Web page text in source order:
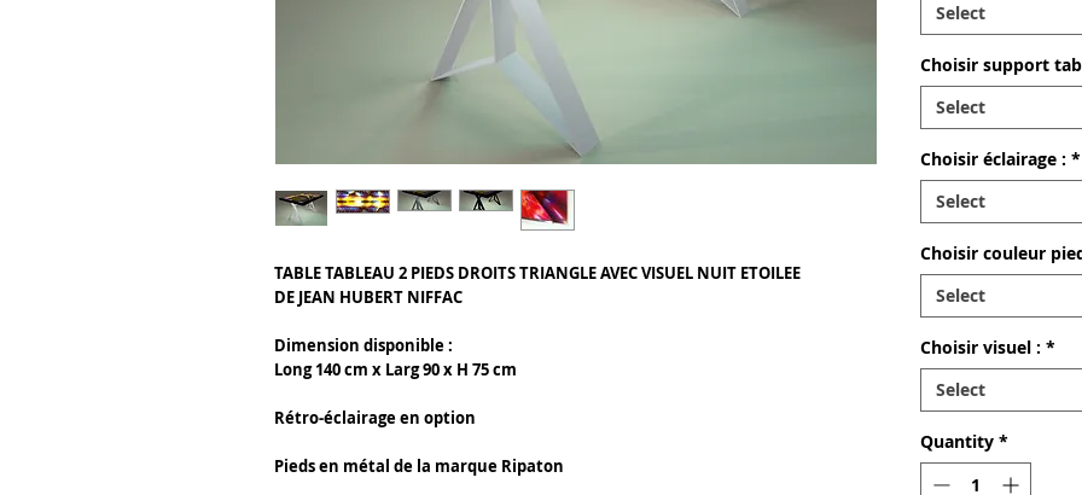
TABLE TABLEAU 2 PIEDS DROITS TRIANGLE AVEC VISUEL NUIT ETOILEE
DE JEAN HUBERT NIFFAC
Dimension disponible :
Long 140 cm x Larg 90 x H 75 cm
Rétro-éclairage en option
Pieds en métal de la marque Ripaton
Select
Choisir support
Select
Choisir éclairage : *
Select
Choisir couleur
Select
Choisir visuel : *
Select
Quantity *